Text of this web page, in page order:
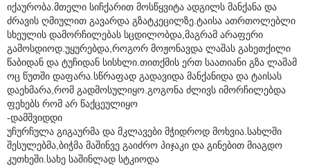
იქაურობა.მთელი სიჩქარით მოსწყვიტა ადგილს მანქანა და
ძრავის ღმიულით გავარდა გზატკეცილზე.ტაისა ათრთოლებლი
სხეულის დამორჩილებას სცდილობდა,მაგრამ არაფერი
გამოსდიოდ.უყურებდა,როგორ მოჟონავდა ლაშას გახეთქილი
წაბიდან და ტუჩიდან სისხლი.თითქმის ერთ საათიანი გზა ლაშამ
ოც წუთში დაფარა.სწრაფად გადავიდა მანქანიდა და ტაისას
დაეხმარა,რომ გადმოსულიყო.გოგონა ძლივს იმორჩილებდა
ფეხებს რომ არ წაქცეულიყო
-დამშვიდდი
უჩურჩულა გიგაურმა და მკლავები მჭიდროდ მოხვია.სახლში
შესულებმა,ბიჭმა მაშინვე გაიძრო პიჯაკი და გინებით მიაგდო
კუთხეში.სახე საშინლად სტკიოდა